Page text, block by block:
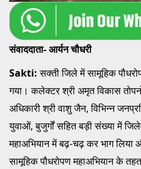
संवाददाता- आर्यन चौधरी
Sakti:सक्ती जिले में सामूहिक
गया। कलेक्टर श्री अमृत विकास
अधिकारी श्री वाशु जैन, विभिन्न
युवाओं, बुजुर्गों सहित बड़ी संख्या में
महाअभियान में बढ़-चढ़ कर भाग लिया
सामूहिक पौधरोपण महाअभियान के